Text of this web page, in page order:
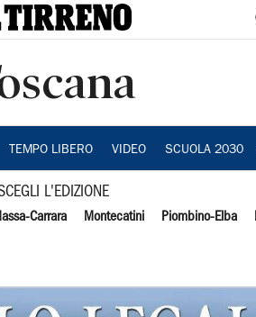
TEMPO LIBERO VIDEO SCUOLA 2030
L'EDIZIONE
Carrara Montecatini Piombino-Elba